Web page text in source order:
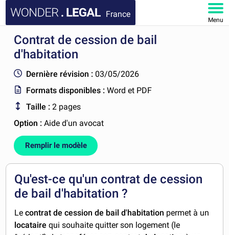
France
Menu
ACCUEIL
FAQ
MON COMPTE
Contrat de cession de bail
d'habitation
Dernière révision : 03/05/2026
Formats disponibles :Word et PDF
Taille : 2 pages
Option :Aide d'un avocat
Remplir le modèle
Qu'est-ce qu'un contrat de cession
de bail d'habitation ?
Le contrat de cession de bail d'habitation permet à un
locatairequi souhaite quitter son logement (le